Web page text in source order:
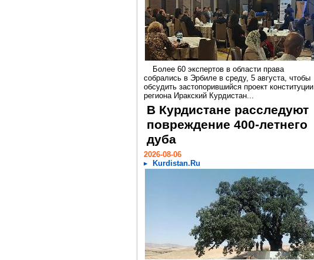
Более 60 экспертов в области права
собрались в Эрбиле в среду, 5 августа, чтобы
обсудить застопорившийся проект конституции
региона Иракский Курдистан...
В Курдистане расследуют
повреждение 400-летнего
дуба
2026-08-06
Kurdistan.Ru